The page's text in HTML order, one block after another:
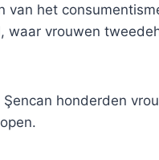
van het
vrouwen
honderden